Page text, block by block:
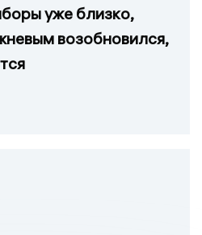
уже близко,
возобновился,